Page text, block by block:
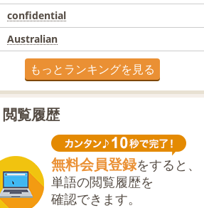
confidential
Australian
もっとランキングを見る
閲覧履歴
無料会員登録をすると、
単語の閲覧履歴を
確認できます。